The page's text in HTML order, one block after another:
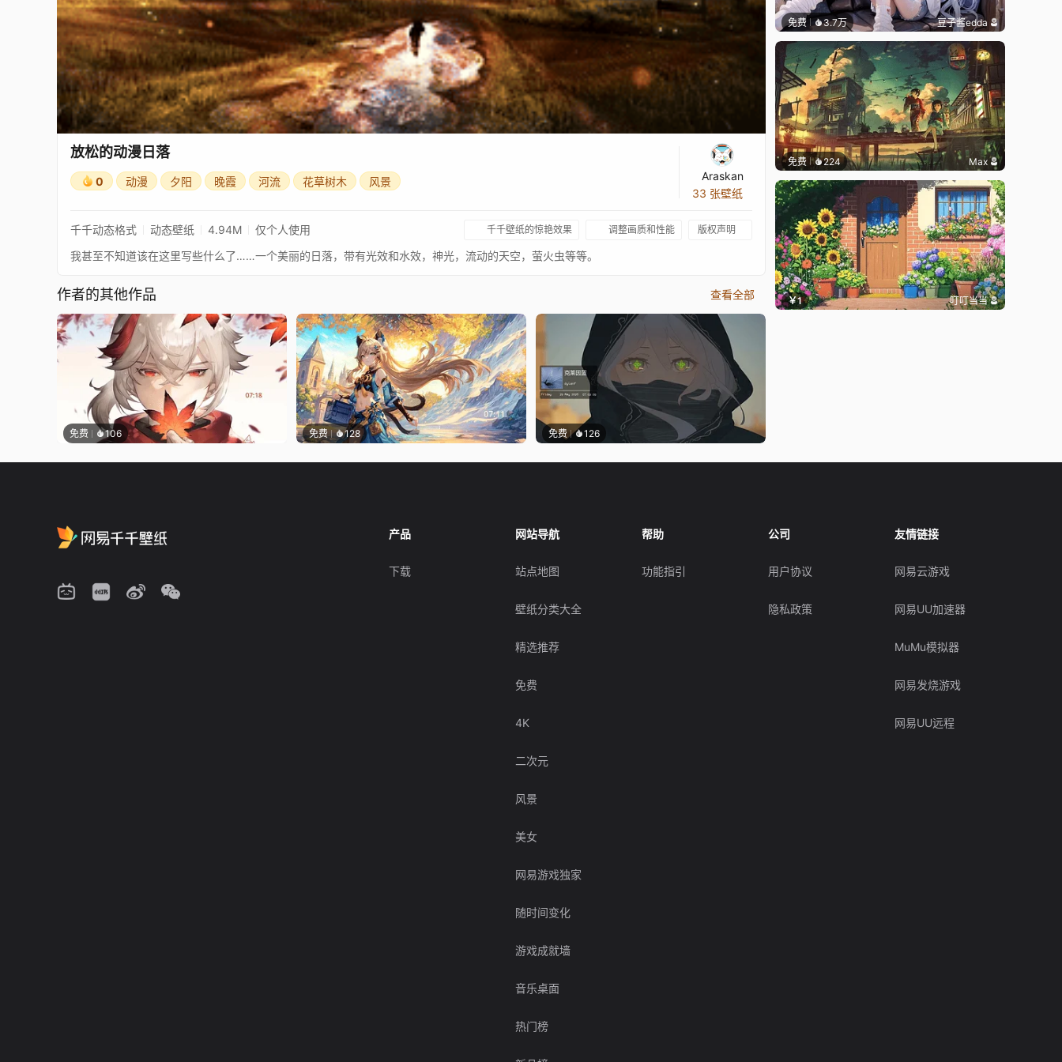
放松的动漫日落
0 动漫 夕阳 晚霞 河流 花草树木 风景
Araskan
33 张壁纸
千千动态格式 动态壁纸 4.94M 仅个人使用 千千壁纸的惊艳效果 调整画质和性能 版权声明
我甚至不知道该在这里写些什么了……一个美丽的日落，带有光效和水效，神光，流动的天空，萤火虫等等。
作者的其他作品 查看全部
免费 106 免费 128 免费 126
免费 3.7万 豆子酱edda
免费 224 Max
￥1 叮叮当当
产品
下载
网站导航
站点地图
壁纸分类大全
精选推荐
免费
4K
二次元
风景
美女
网易游戏独家
随时间变化
游戏成就墙
音乐桌面
热门榜
帮助
功能指引
公司
用户协议
隐私政策
友情链接
网易云游戏
网易UU加速器
MuMu模拟器
网易发烧游戏
网易UU远程